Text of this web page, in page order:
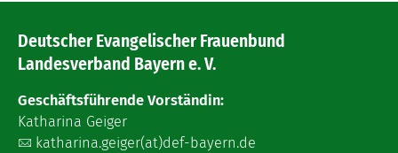
Deutscher Evangelischer Frauenbund
Landesverband Bayern e. V.
Geschäftsführende Vorständin:
Katharina Geiger
katharina.geiger(at)def-bayern.de